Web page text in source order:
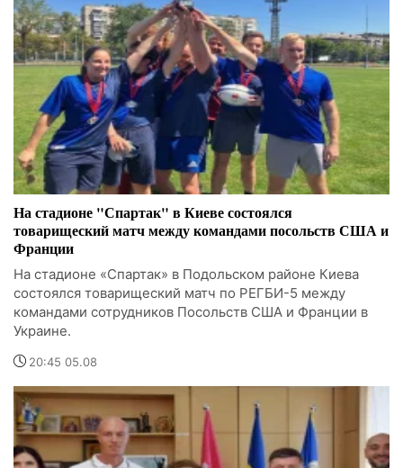
На стадионе "Спартак" в Киеве состоялся
товарищеский матч между командами посольств США и
Франции
На стадионе «Спартак» в Подольском районе Киева
состоялся товарищеский матч по РЕГБИ-5 между
командами сотрудников Посольств США и Франции в
Украине.
20:45 05.08